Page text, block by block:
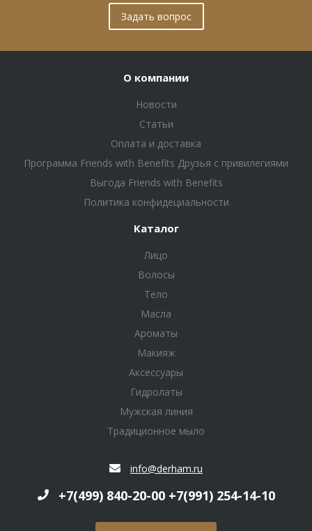
Задать вопрос
О компании
Новости
Статьи
Оплата и доставка
Программа Friends with Benefits Друзья с привилегиями
Выгода Friends with Benefits
Политика конфидециальности
Каталог
Лицо
Волосы
Тело
Масла
Ароматы
Макияж
Аксессуары
Гидролаты
Мужская линия
Традиционное мыло
info@derham.ru
+7(499) 840-20-00 +7(991) 254-14-10